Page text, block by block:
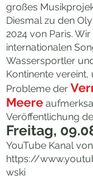
großes
Diesmal zu den
2024 von Paris.
internationalen
Wassersportler
Kontinente
Probleme der
Meere
Veröffentlichung
Freitag,
YouTube Kanal
https://
wski